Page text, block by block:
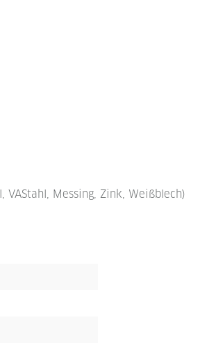
Messing, Zink, Weißblech)